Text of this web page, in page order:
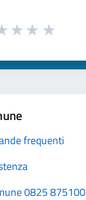
frequenti
0825 875100